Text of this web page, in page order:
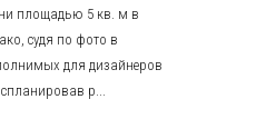
площадью 5 кв. м в
судя по фото в
для дизайнеров
р...